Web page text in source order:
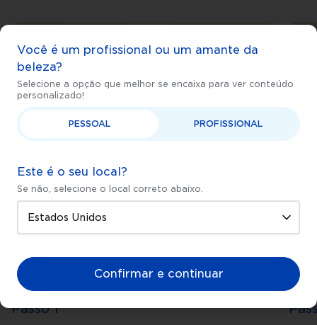
Passo 1
Você é um profissional ou um amante da
beleza?
Selecione a opção que melhor se encaixa para ver conteúdo
personalizado!
PESSOAL PROFISSIONAL
Este é o seu local?
Se não, selecione o local correto abaixo.
Confirmar e continuar